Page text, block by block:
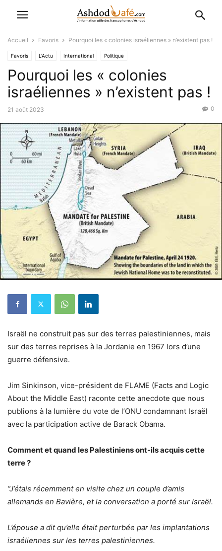
Accueil Favoris Pourquoi les « colonies israéliennes » n’existent pas !
Favoris L'Actu International Politique
Pourquoi les « colonies
israéliennes » n’existent pas !
21 août 2023 0
Israël ne construit pas sur des terres palestiniennes, mais
sur des terres reprises à la Jordanie en 1967 lors d’une
guerre défensive.
Jim Sinkinson, vice-président de FLAME (Facts and Logic
About the Middle East) raconte cette anecdote que nous
publions à la lumière du vote de l’ONU condamnant Israël
avec la participation active de Barack Obama.
Comment et quand les Palestiniens ont-ils acquis cette
terre ?
“J’étais récemment en visite chez un couple d’amis
allemands en Bavière, et la conversation a porté sur Israël.
L’épouse a dit qu’elle était perturbée par les implantations
israéliennes sur les terres palestiniennes.